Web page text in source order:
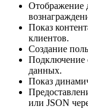
Отображение
Показ
клиентов.
Создание
Подключение
данных.
Показ
или JSON